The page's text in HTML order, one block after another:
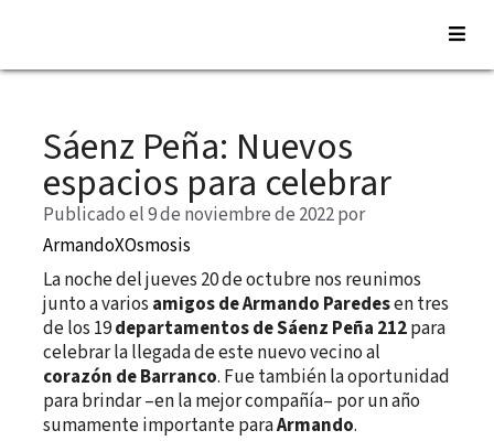
Saltar
contenidoSáenz Peña: Nuevos
espacios para celebrar
Publicado el 9 de noviembre de 2022por
ArmandoXOsmosis
La noche del jueves 20 de octubre nos reunimos
junto a varios amigos de Armando Paredesen tres
de los 19departamentos de Sáenz Peña 212para
celebrar la llegada de este nuevo vecino al
corazón de Barranco. Fue también la oportunidad
para brindar ­–en la mejor compañía– por un año
sumamente importante paraArmando.